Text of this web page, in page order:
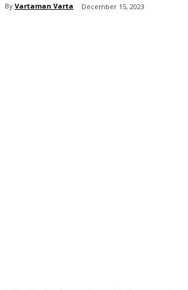
By Vartaman Varta December 15, 2023